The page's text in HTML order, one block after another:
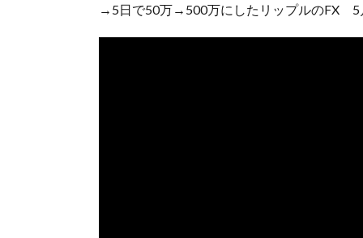
→5日で50万→500万にしたリップルのFX 5